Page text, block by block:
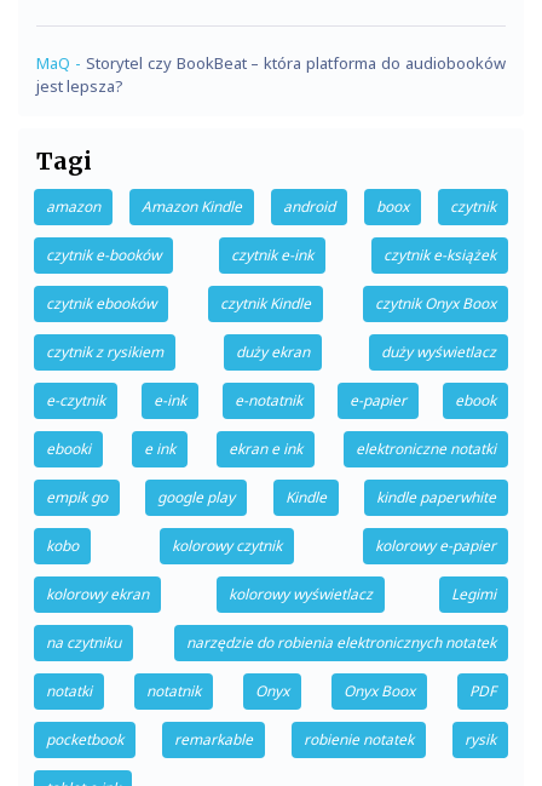
MaQ - Storytel czy BookBeat – która platforma do audiobooków
jest lepsza?
Tagi
amazon Amazon Kindle android boox czytnik
czytnik e-booków czytnik e-ink czytnik e-książek
czytnik ebooków czytnik Kindle czytnik Onyx Boox
czytnik z rysikiem duży ekran duży wyświetlacz
e-czytnik e-ink e-notatnik e-papier ebook
ebooki e ink ekran e ink elektroniczne notatki
empik go google play Kindle kindle paperwhite
kobo kolorowy czytnik kolorowy e-papier
kolorowy ekran kolorowy wyświetlacz Legimi
na czytniku narzędzie do robienia elektronicznych notatek
notatki notatnik Onyx Onyx Boox PDF
pocketbook remarkable robienie notatek rysik